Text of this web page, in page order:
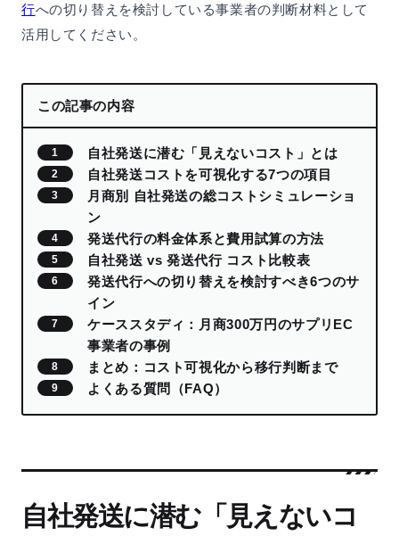
行への切り替えを検討している事業者の判断材料として
活用してください。
この記事の内容
自社発送に潜む「見えないコスト」とは
自社発送コストを可視化する7つの項目
月商別 自社発送の総コストシミュレーショ
ン
発送代行の料金体系と費用試算の方法
自社発送 vs 発送代行 コスト比較表
発送代行への切り替えを検討すべき6つのサ
イン
ケーススタディ：月商300万円のサプリEC
事業者の事例
まとめ：コスト可視化から移行判断まで
よくある質問（FAQ）
自社発送に潜む「見えないコ